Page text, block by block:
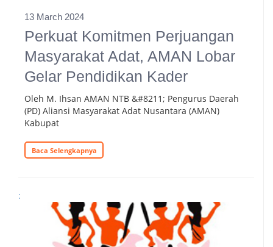
13 March 2024
Perkuat Komitmen Perjuangan
Masyarakat Adat, AMAN Lobar
Gelar Pendidikan Kader
Oleh M. Ihsan AMAN NTB &#8211; Pengurus Daerah
(PD) Aliansi Masyarakat Adat Nusantara (AMAN)
Kabupat
Baca Selengkapnya
: